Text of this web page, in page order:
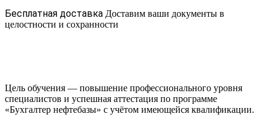
Бесплатная доставка Доставим ваши документы в
целостности и сохранности
Цель обучения — повышение профессионального уровня
специалистов и успешная аттестация по программе
«Бухгалтер нефтебазы» с учётом имеющейся квалификации.